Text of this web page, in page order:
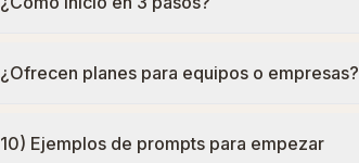
¿Ofrecen planes para equipos o empresas?
10) Ejemplos de prompts para empezar